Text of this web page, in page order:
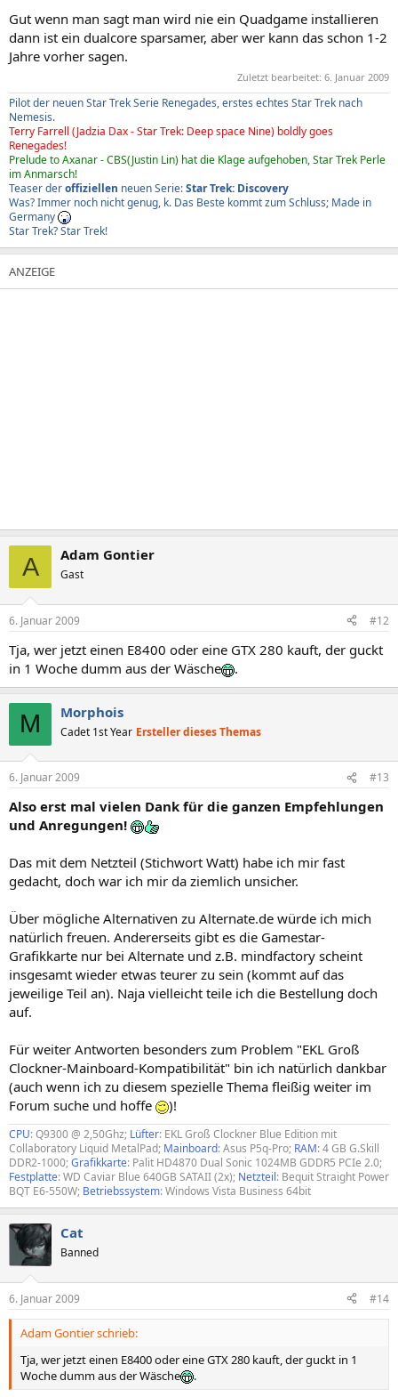
Gut wenn man sagt man wird nie ein Quadgame installieren
dann ist ein dualcore sparsamer, aber wer kann das schon 1-2
Jahre vorher sagen.
Zuletzt bearbeitet: 6. Januar 2009
Pilot der neuen Star Trek Serie Renegades, erstes echtes Star Trek nach
Nemesis.
Terry Farrell (Jadzia Dax - Star Trek: Deep space Nine) boldly goes
Renegades!
Prelude to Axanar - CBS(Justin Lin) hat die Klage aufgehoben, Star Trek Perle
im Anmarsch!
Teaser deroffiziellen neuen Serie:Star Trek: Discovery
Was? Immer noch nicht genug, k. Das Beste kommt zum Schluss; Made in
Germany
Star Trek? Star Trek!
A Adam Gontier
Gast
6. Januar 2009 #12
Tja, wer jetzt einen E8400 oder eine GTX 280 kauft, der guckt
in 1 Woche dumm aus der Wäsche
.
M Morphois
Cadet 1st Year Ersteller dieses Themas
6. Januar 2009 #13
Also erst mal vielen Dank für die ganzen Empfehlungen
und Anregungen!
Das mit dem Netzteil (Stichwort Watt) habe ich mir fast
gedacht, doch war ich mir da ziemlich unsicher.
Über mögliche Alternativen zu Alternate.de würde ich mich
natürlich freuen. Andererseits gibt es die Gamestar-
Grafikkarte nur bei Alternate und z.B. mindfactory scheint
insgesamt wieder etwas teurer zu sein (kommt auf das
jeweilige Teil an). Naja vielleicht teile ich die Bestellung doch
auf.
Für weiter Antworten besonders zum Problem "EKL Groß
Clockner-Mainboard-Kompatibilität" bin ich natürlich dankbar
(auch wenn ich zu diesem spezielle Thema fleißig weiter im
Forum suche und hoffe
)!
CPU: Q9300 @ 2,50Ghz; Lüfter: EKL Groß Clockner Blue Edition mit
Collaboratory Liquid MetalPad; Mainboard: Asus P5q-Pro; RAM: 4 GB G.Skill
DDR2-1000;Grafikkarte: Palit HD4870 Dual Sonic 1024MB GDDR5 PCIe 2.0;
Festplatte: WD Caviar Blue 640GB SATAII (2x); Netzteil: Bequit Straight Power
BQT E6-550W; Betriebssystem: Windows Vista Business 64bit
Cat
Banned
6. Januar 2009 #14
Adam Gontier schrieb:
Tja, wer jetzt einen E8400 oder eine GTX 280 kauft, der guckt in 1
Woche dumm aus der Wäsche
.